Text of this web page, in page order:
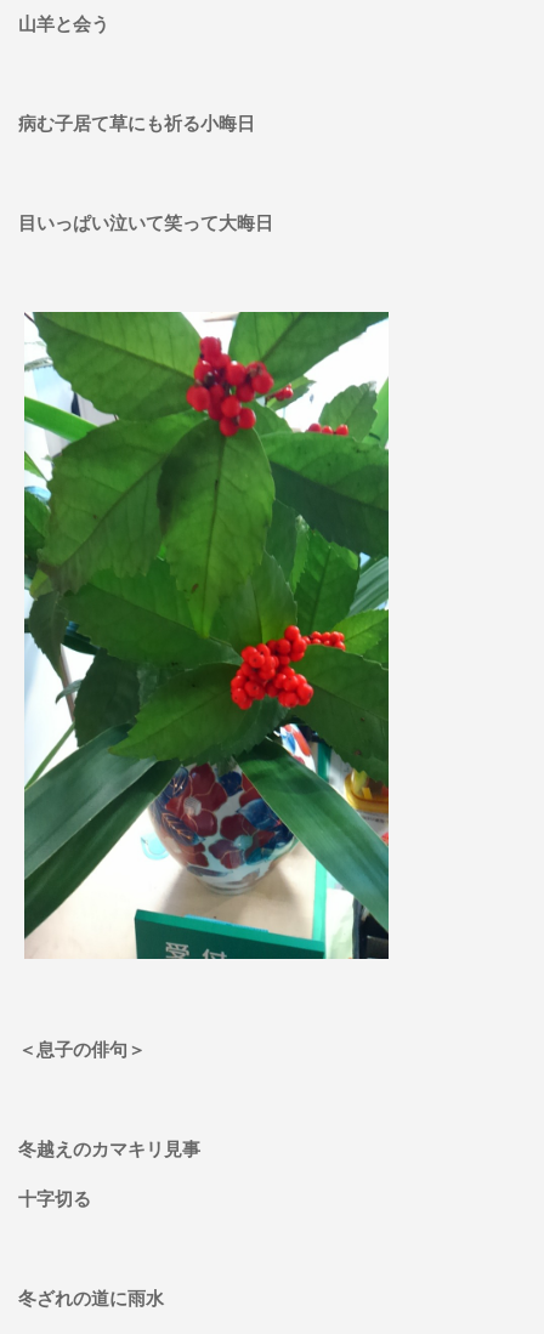
山羊と会う
病む子居て草にも祈る小晦日
目いっぱい泣いて笑って大晦日
＜息子の俳句＞
冬越えのカマキリ見事
十字切る
冬ざれの道に雨水